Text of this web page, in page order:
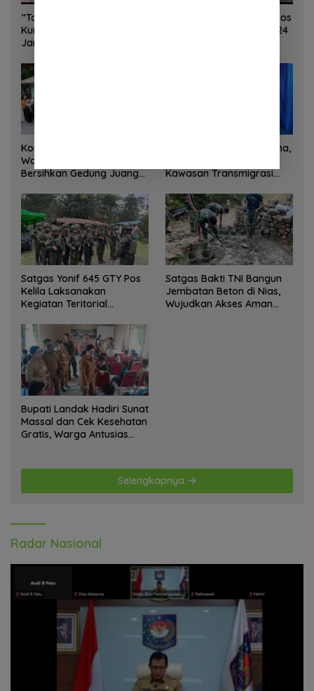
“Torang Sehat Kampung Kuat” Satgas Yonif 645/GTY Pos
Kurima Melaksanakan Pelayanan kesehatan Gratis 1 x 24
Jam
Korem 132/Tadulako dan
Warga Gotong Royong
Bersihkan Gedung Juang
Sinergi Kementrans-Aruna,
Kawasan Transmigrasi
Ke Pasar Global
Satgas Yonif 645 GTY Pos
Kelila Laksanakan
Kegiatan Teritorial
Tokoh Adat dan Lurah
Satgas Bakti TNI Bangun
Jembatan Beton di Nias,
Wujudkan Akses Aman
Bupati Landak Hadiri Sunat
Massal dan Cek Kesehatan
Gratis, Warga Antusias
Selengkapnya
Radar Nasional